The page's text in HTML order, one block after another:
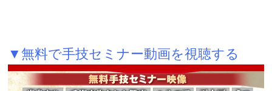
▼無料で手技セミナー動画を視聴する